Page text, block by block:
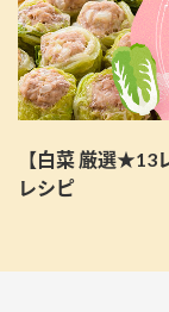
【白菜 厳選★13
レシピ